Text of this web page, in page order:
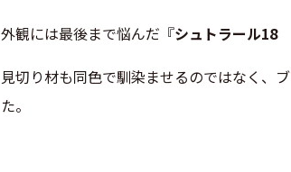
外観には最後まで悩んだ『シュトラール18
見切り材も同色で馴染ませるのではなく、
た。